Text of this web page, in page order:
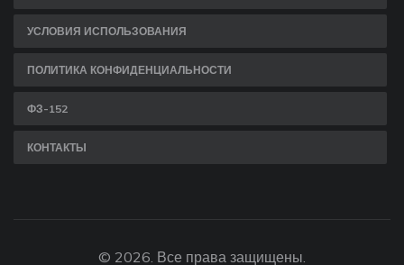
УСЛОВИЯ ИСПОЛЬЗОВАНИЯ
ПОЛИТИКА КОНФИДЕНЦИАЛЬНОСТИ
ФЗ-152
КОНТАКТЫ
© 2026. Все права защищены.